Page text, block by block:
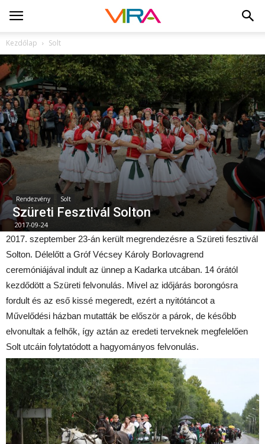
Kezdőlap Solt
Rendezvény Solt
Szüreti Fesztivál Solton
2017-09-24
2017. szeptember 23-án került megrendezésre a Szüreti fesztivál
Solton. Délelőtt a Gróf Vécsey Károly Borlovagrend
ceremóniájával indult az ünnep a Kadarka utcában. 14 órától
kezdődött a Szüreti felvonulás. Mivel az időjárás borongósra
fordult és az eső kissé megeredt, ezért a nyitótáncot a
Művelődési házban mutatták be először a párok, de később
elvonultak a felhők, így aztán az eredeti terveknek megfelelően
Solt utcáin folytatódott a hagyományos felvonulás.